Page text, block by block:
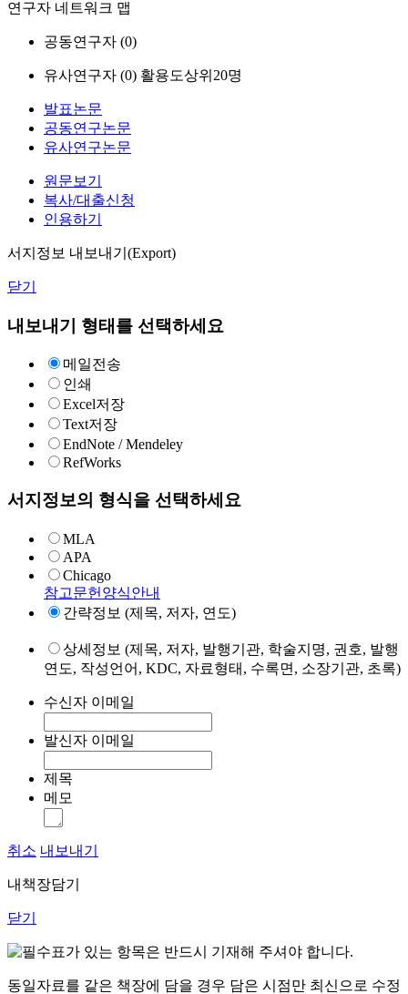
연구자 네트워크 맵
공동연구자 (0)
유사연구자 (0) 활용도상위20명
발표논문
공동연구논문
유사연구논문
원문보기
복사/대출신청
인용하기
서지정보 내보내기(Export)
닫기
내보내기 형태를 선택하세요
메일전송
인쇄
Excel저장
Text저장
EndNote / Mendeley
RefWorks
서지정보의 형식을 선택하세요
MLA
APA
Chicago
참고문헌양식안내
간략정보 (제목, 저자, 연도)
상세정보 (제목, 저자, 발행기관, 학술지명, 권호, 발행
연도, 작성언어, KDC, 자료형태, 수록면, 소장기관, 초록)
수신자 이메일
발신자 이메일
제목
메모
취소 내보내기
내책장담기
닫기
표가 있는 항목은 반드시 기재해 주셔야 합니다.
동일자료를 같은 책장에 담을 경우 담은 시점만 최신으로 수정